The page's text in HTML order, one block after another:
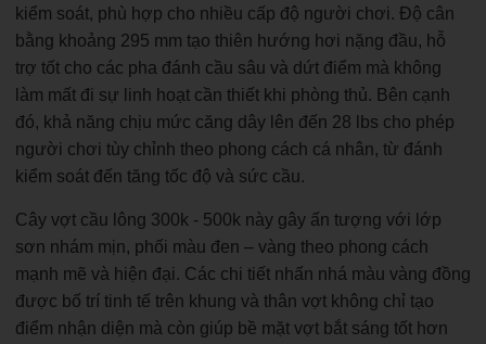
kiểm soát, phù hợp cho nhiều cấp độ người chơi. Độ cân
bằng khoảng 295 mm tạo thiên hướng hơi nặng đầu, hỗ
trợ tốt cho các pha đánh cầu sâu và dứt điểm mà không
làm mất đi sự linh hoạt cần thiết khi phòng thủ. Bên cạnh
đó, khả năng chịu mức căng dây lên đến 28 lbs cho phép
người chơi tùy chỉnh theo phong cách cá nhân, từ đánh
kiểm soát đến tăng tốc độ và sức cầu.
Cây vợt cầu lông 300k - 500k này gây ấn tượng với lớp
sơn nhám mịn, phối màu đen – vàng theo phong cách
mạnh mẽ và hiện đại. Các chi tiết nhấn nhá màu vàng đồng
được bố trí tinh tế trên khung và thân vợt không chỉ tạo
điểm nhận diện mà còn giúp bề mặt vợt bắt sáng tốt hơn